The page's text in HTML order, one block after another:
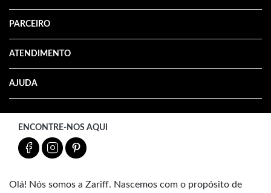
PARCEIRO
ATENDIMENTO
AJUDA
ENCONTRE-NOS AQUI
Olá! Nós somos a Zariff. Nascemos com o propósito de